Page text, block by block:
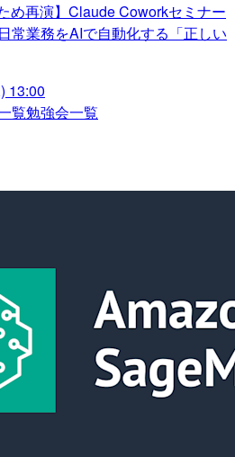
め再演】Claude Coworkセミナー
常業務をAIで自動化する「正しい
13:00
覧勉強会一覧